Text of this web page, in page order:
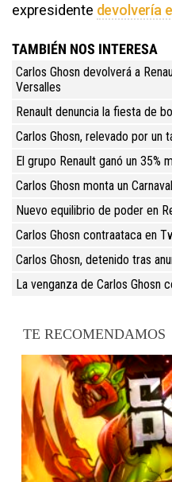
expresidente devolvería
TAMBIÉN NOS INTERESA
Carlos Ghosn devolverá a
Versalles
Renault denuncia la fiesta de
Carlos Ghosn, relevado por un
El grupo Renault ganó un 35%
Carlos Ghosn monta un
Nuevo equilibrio de poder en
Carlos Ghosn contraataca en
Carlos Ghosn, detenido tras
La venganza de Carlos Ghosn
TE RECOMENDAMOS